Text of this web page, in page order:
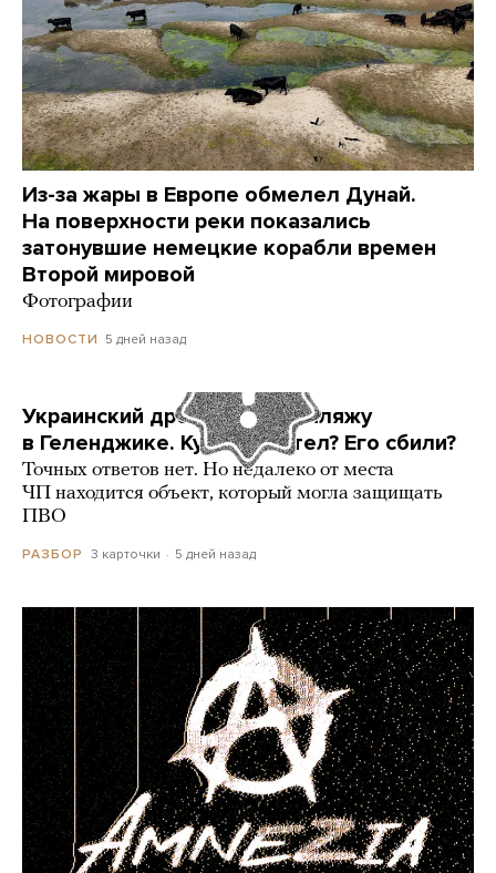
Из-за жары в Европе обмелел Дунай.
На поверхности реки показались
затонувшие немецкие корабли времен
Второй мировой
Фотографии
НОВОСТИ 5 дней назад
Украинский дрон попал по пляжу
в Геленджике. Куда он летел? Его сбили?
Точных ответов нет. Но недалеко от места
ЧП находится объект, который могла защищать
ПВО
РАЗБОР 3 карточки 5 дней назад